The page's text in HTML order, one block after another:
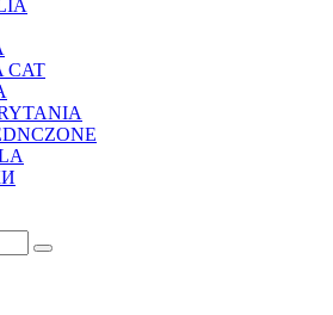
CAT